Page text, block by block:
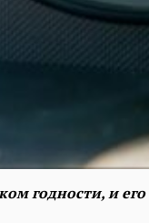
годности, и его